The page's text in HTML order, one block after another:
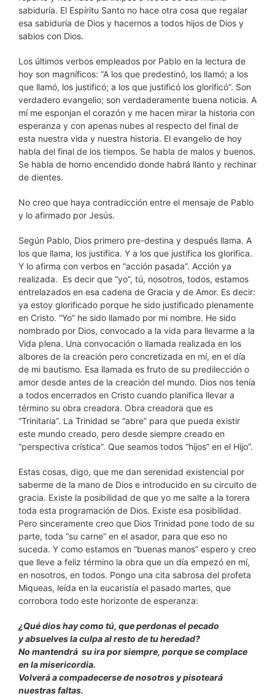
sabiduría. El Espíritu Santo no hace otra cosa que regalar
esa sabiduría de Dios y hacernos a todos hijos de Dios y
sabios con Dios.
Los últimos verbos empleados por Pablo en la lectura de
hoy son magníficos: “A los que predestinó, los llamó; a los
que llamó, los justificó; a los que justificó los glorificó”. Son
verdadero evangelio; son verdaderamente buena noticia. A
mí me esponjan el corazón y me hacen mirar la historia con
esperanza y con apenas nubes al respecto del final de
esta nuestra vida y nuestra historia. El evangelio de hoy
habla del final de los tiempos. Se habla de malos y buenos.
Se habla de horno encendido donde habrá llanto y rechinar
de dientes.
No creo que haya contradicción entre el mensaje de Pablo
y lo afirmado por Jesús.
Según Pablo, Dios primero pre-destina y después llama. A
los que llama, los justifica. Y a los que justifica los glorifica.
Y lo afirma con verbos en “acción pasada”. Acción ya
realizada. Es decir que “yo”, tú, nosotros, todos, estamos
entrelazados en esa cadena de Gracia y de Amor. Es decir:
ya estoy glorificado porque he sido justificado plenamente
en Cristo. “Yo” he sido llamado por mi nombre. He sido
nombrado por Dios, convocado a la vida para llevarme a la
Vida plena. Una convocación o llamada realizada en los
albores de la creación pero concretizada en mí, en el día
de mi bautismo. Esa llamada es fruto de su predilección o
amor desde antes de la creación del mundo. Dios nos tenía
a todos encerrados en Cristo cuando planifica llevar a
término su obra creadora. Obra creadora que es
“Trinitaria”. La Trinidad se “abre” para que pueda existir
este mundo creado, pero desde siempre creado en
“perspectiva crística”. Que seamos todos “hijos” en el Hijo”.
Estas cosas, digo, que me dan serenidad existencial por
saberme de la mano de Dios e introducido en su circuito de
gracia. Existe la posibilidad de que yo me salte a la torera
toda esta programación de Dios. Existe esa posibilidad.
Pero sinceramente creo que Dios Trinidad pone todo de su
parte, toda “su carne” en el asador, para que eso no
suceda. Y como estamos en “buenas manos” espero y creo
que lleve a feliz término la obra que un día empezó en mí,
en nosotros, en todos. Pongo una cita sabrosa del profeta
Miqueas, leída en la eucaristía el pasado martes, que
corrobora todo este horizonte de esperanza:
¿Qué dios hay como tú, que perdonas el pecado
y absuelves la culpa al resto de tu heredad?
No mantendrá su ira por siempre, porque se complace
en la misericordia.
Volverá a compadecerse de nosotros y pisoteará
nuestras faltas.